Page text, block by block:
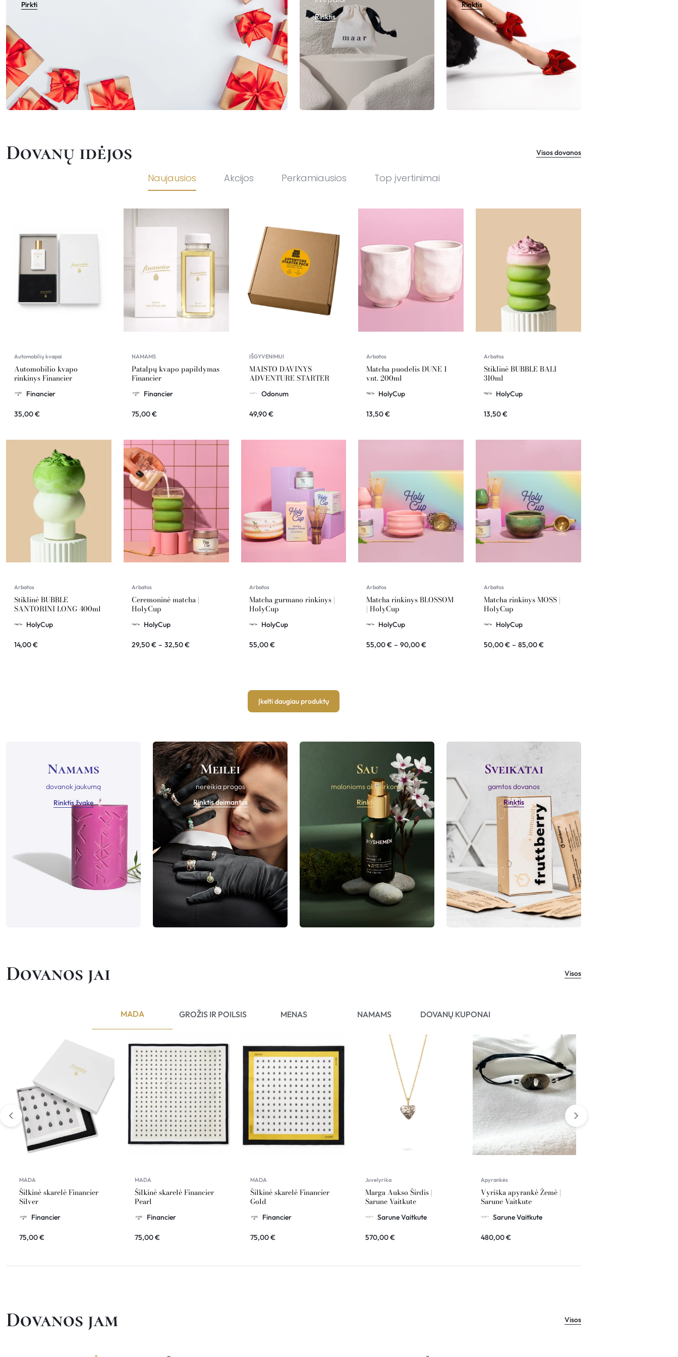
Pirkti
Rinktis
Rinktis
Dovanų idėjos Visos dovanos
Naujausios Akcijos Perkamiausios Top įvertinimai
Automobilių kvapai
Automobilio kvapo
rinkinys Financier
Financier
35,00€
NAMAMS
Patalpų kvapo papildymas
Financier
Financier
75,00€
IŠGYVENIMUI
MAISTO DAVINYS
ADVENTURE STARTER
Odonum
49,90€
Arbatos
Matcha puodelis DUNE 1
vnt. 200ml
HolyCup
13,50€
Arbatos
Stiklinė BUBBLE BALI
310ml
HolyCup
13,50€
Arbatos
Stiklinė BUBBLE
SANTORINI LONG 400ml
HolyCup
14,00€
Arbatos
Ceremoninė matcha |
HolyCup
HolyCup
29,50€ – 32,50€
Arbatos
Matcha gurmano rinkinys |
HolyCup
HolyCup
55,00€
Arbatos
Matcha rinkinys BLOSSOM
| HolyCup
HolyCup
55,00€ – 90,00€
Arbatos
Matcha rinkinys MOSS |
HolyCup
HolyCup
50,00€ – 85,00€
Įkelti daugiau produktų
Namams
dovanok jaukumą
Rinktis žvakę
Meilei
nereikia progos
Rinktis deimantus
Sau
malonioms akimirkoms
Rinktis
Sveikatai
gamtos dovanos
Rinktis
Dovanos jai Visos
MADA GROŽIS IR POILSIS MENAS NAMAMS DOVANŲ KUPONAI
MADA
Šilkinė skarelė Financier
Silver
Financier
75,00€
MADA
Šilkinė skarelė Financier
Pearl
Financier
75,00€
MADA
Šilkinė skarelė Financier
Gold
Financier
75,00€
Juvelyrika
Marga Aukso Širdis |
Sarune Vaitkute
Sarune Vaitkute
570,00€
Apyrankės
Vyriška apyrankė Žemė |
Sarune Vaitkute
Sarune Vaitkute
480,00€
Dovanos jam Visos